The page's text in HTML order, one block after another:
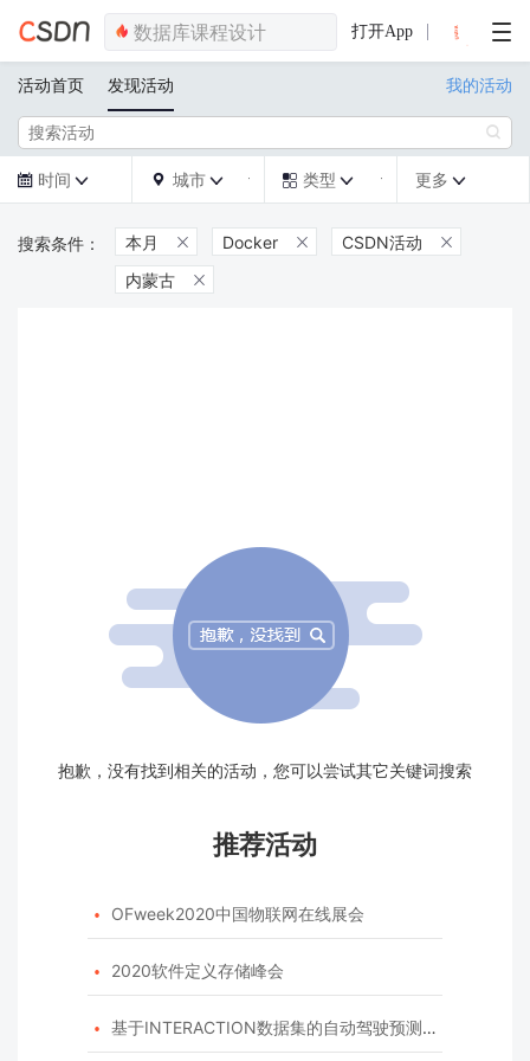
打开App
活动首页 发现活动 我的活动

 时间   城市   类型  更多 
本月  Docker  CSDN活动 
内蒙古 
抱歉，没有找到相关的活动，您可以尝试其它关键词搜索
推荐活动
 OFweek2020中国物联网在线展会
 2020软件定义存储峰会
 基于INTERACTION数据集的自动驾驶预测模型挑战赛